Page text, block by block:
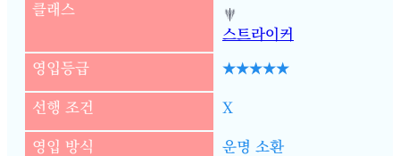
클래스
스트라이커
영입등급 ★★★★★
선행 조건 X
영입 방식 운명 소환